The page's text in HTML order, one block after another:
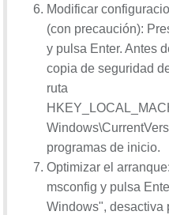
Modificar
(con precaución):
y pulsa Enter. Antes
copia de seguridad
ruta
programas de inicio.
Optimizar el
msconfig y pulsa
Windows", desactiva